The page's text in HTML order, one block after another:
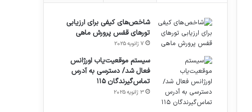
شاخص‌های کیفی برای ارزیابی
تورهای قفس پرورش ماهی
7 ژانویه 2025
سیستم موقعیت‌یاب اورژانس
فعال شد/ دسترسی به آدرس
تماس‌گیرندگان ۱۱۵
3 ژانویه 2025